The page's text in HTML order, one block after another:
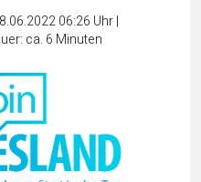
06:26 Uhr|
ca. 6 Minuten